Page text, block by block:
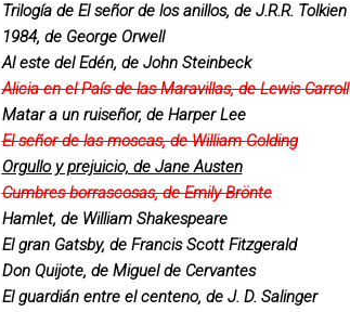
Trilogía de El señor de los anillos, de J.R.R. Tolkien
1984, de George Orwell
Al este del Edén, de John Steinbeck
Alicia en el País de las Maravillas, de Lewis Carroll
Matar a un ruiseñor, de Harper Lee
El señor de las moscas, de William Golding
Orgullo y prejuicio, de Jane Austen
Cumbres borrascosas, de Emily Brönte
Hamlet, de William Shakespeare
El gran Gatsby, de Francis Scott Fitzgerald
Don Quijote, de Miguel de Cervantes
El guardián entre el centeno, de J. D. Salinger